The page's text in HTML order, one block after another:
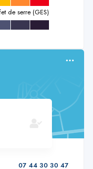
de serre (GES)
07 44 30 30 47